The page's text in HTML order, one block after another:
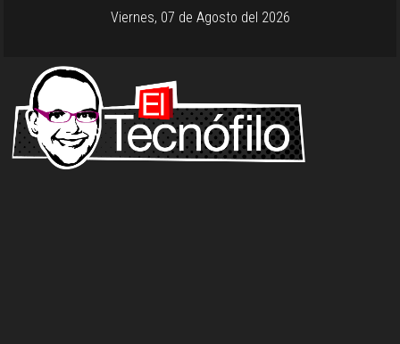
Viernes, 07 de Agosto del 2026